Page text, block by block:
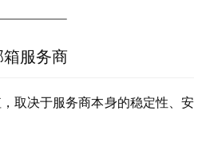
服务商
取决于服务商本身的稳定性、安